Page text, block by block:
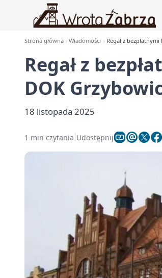
Strona główna Wiadomości Regał z
Regał z
DOK
18 listopada 2025
1 min czytania Udostępnij